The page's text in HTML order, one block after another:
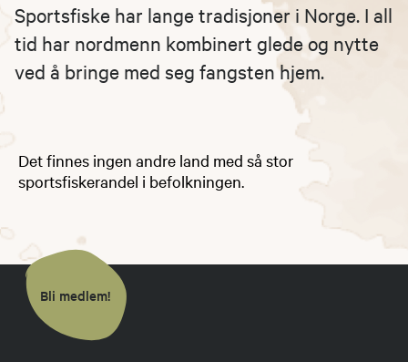
Sportsfiske har lange tradisjoner i Norge. I all
tid har nordmenn kombinert glede og nytte
ved å bringe med seg fangsten hjem.
Det finnes ingen andre land med så stor
sportsfiskerandel i befolkningen.
Bli medlem!